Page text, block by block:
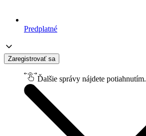
Predplatné
Zaregistrovať sa
Ďalšie správy nájdete potiahnutím.